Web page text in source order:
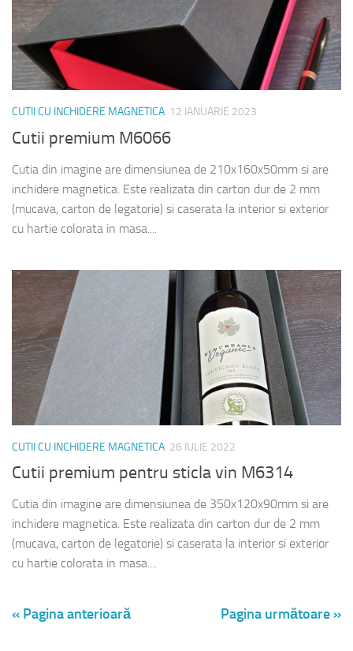
CUTII CU INCHIDERE MAGNETICA 12 IANUARIE 2023
Cutii premium M6066
Cutia din imagine are dimensiunea de 210x160x50mm si are
inchidere magnetica. Este realizata din carton dur de 2 mm
(mucava, carton de legatorie) si caserata la interior si exterior
cu hartie colorata in masa....
CUTII CU INCHIDERE MAGNETICA 26 IULIE 2022
Cutii premium pentru sticla vin M6314
Cutia din imagine are dimensiunea de 350x120x90mm si are
inchidere magnetica. Este realizata din carton dur de 2 mm
(mucava, carton de legatorie) si caserata la interior si exterior
cu hartie colorata in masa....
« Pagina anterioară Pagina următoare »